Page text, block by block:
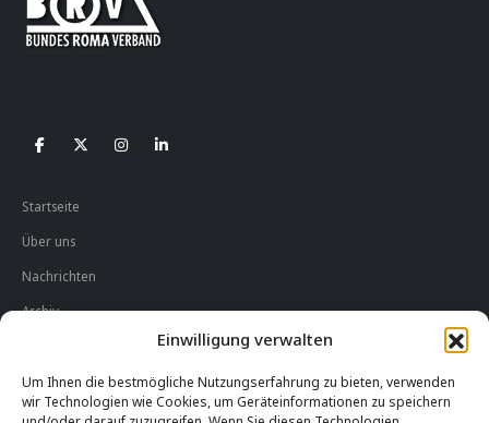
Einwilligung verwalten
Um Ihnen die bestmögliche Nutzungserfahrung zu bieten, verwenden
wir Technologien wie Cookies, um Geräteinformationen zu speichern
Startseite
Über uns
Nachrichten
Archiv
Datenschutzerklärung